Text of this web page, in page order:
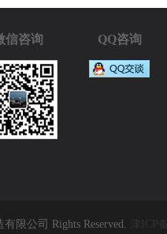
信咨询 QQ咨询
限公司 Rights Reserved.